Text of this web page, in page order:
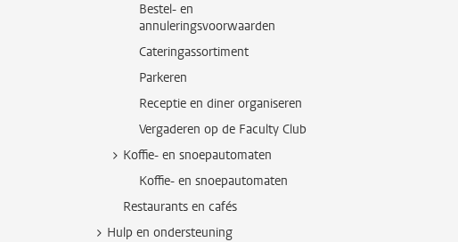
Bestel- en
annuleringsvoorwaarden
Cateringassortiment
Parkeren
Receptie en diner organiseren
Vergaderen op de Faculty Club
Koffie- en snoepautomaten
Koffie- en snoepautomaten
Restaurants en cafés
Hulp en ondersteuning